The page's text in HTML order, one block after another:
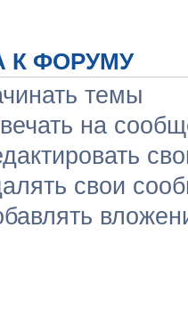
К ФОРУМУ
темы
на
свои